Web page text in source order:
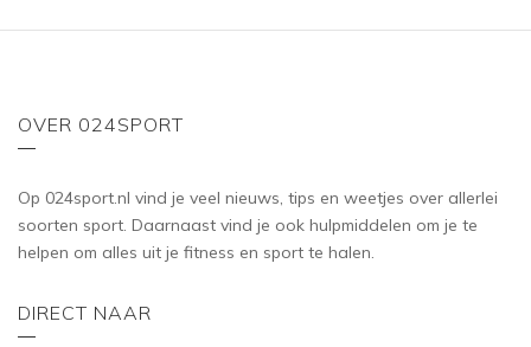
OVER 024SPORT
Op 024sport.nl vind je veel nieuws, tips en weetjes over allerlei
soorten sport. Daarnaast vind je ook hulpmiddelen om je te
helpen om alles uit je fitness en sport te halen.
DIRECT NAAR